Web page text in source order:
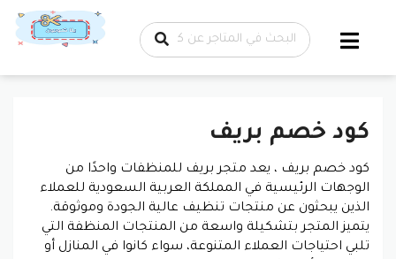
تخطي إلى
المحتوى
كود خصم بريف
كود خصم بريف ، يعد متجر بريف للمنظفات واحدًا من
الوجهات الرئيسية في المملكة العربية السعودية للعملاء
الذين يبحثون عن منتجات تنظيف عالية الجودة وموثوقة.
يتميز المتجر بتشكيلة واسعة من المنتجات المنظفة التي
تلبي احتياجات العملاء المتنوعة، سواء كانوا في المنازل أو